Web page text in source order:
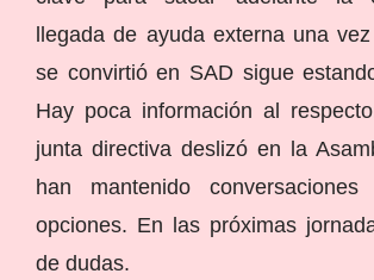
llegada de ayuda externa una
se convirtió en SAD sigue
Hay poca información al
junta directiva deslizó en la
han mantenido
opciones. En las próximas
de dudas.